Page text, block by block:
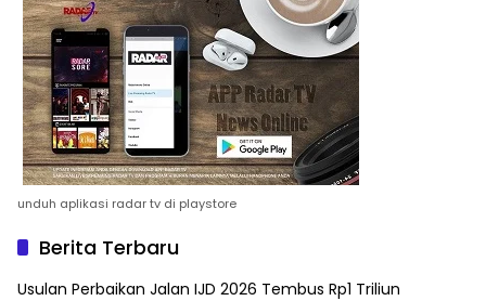
unduh aplikasi radar tv di playstore
Berita Terbaru
Usulan Perbaikan Jalan IJD 2026 Tembus Rp1 Triliun